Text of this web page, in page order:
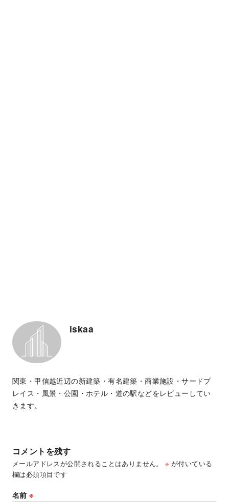
iskaa
関東・甲信越近辺の新建築・有名建築・商業施設・サードプ
レイス・風景・公園・ホテル・道の駅などをレビューしてい
きます。
コメントを残す
メールアドレスが公開されることはありません。 ※ が付いている
欄は必須項目です
名前※